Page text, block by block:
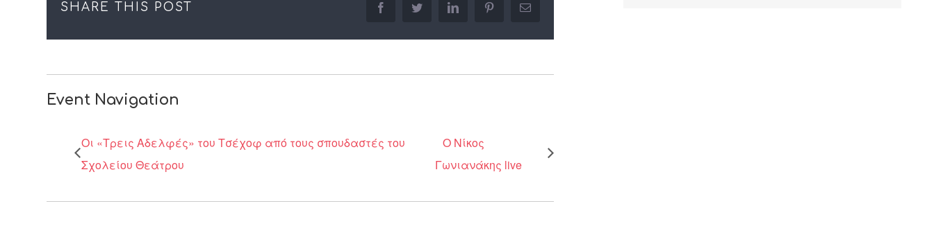
SHARE THIS POST facebooktwitter linkedin pinterestEmail
Event Navigation
Οι «Τρεις Αδελφές» του Τσέχοφ από τους σπουδαστές του
Σχολείου Θεάτρου
Ο Νίκος
Γωνιανάκης live